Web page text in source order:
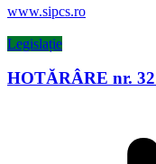
www.sipcs.ro
Legislație
HOTĂRÂRE nr.